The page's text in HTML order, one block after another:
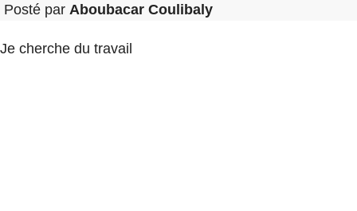
Posté par Aboubacar Coulibaly
Je cherche du travail